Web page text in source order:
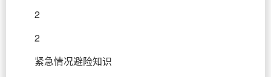
2
2
紧急情况避险知识